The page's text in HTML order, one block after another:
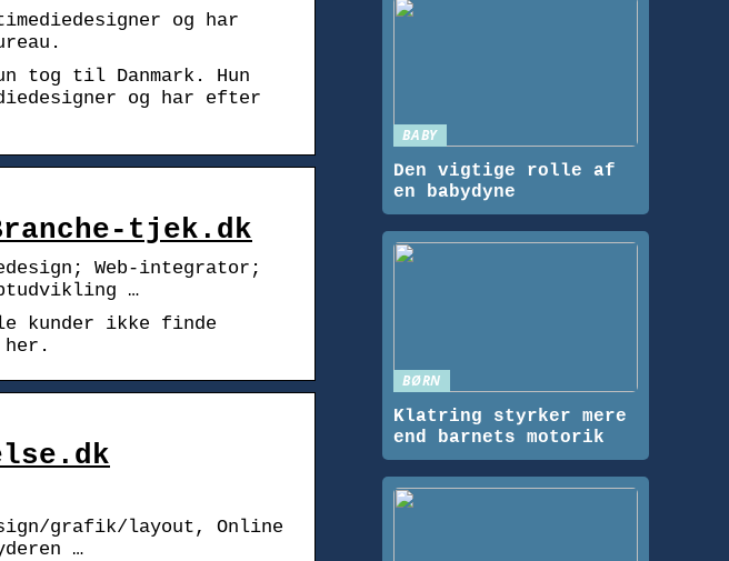
og har
tog til Danmark. Hun
og har efter
tjek.dk
Web-integrator;
…
kunder ikke finde
her.
grafik/layout, Online
…
BABY
Den vigtige rolle af
en babydyne
BØRN
Klatring styrker mere
end barnets motorik